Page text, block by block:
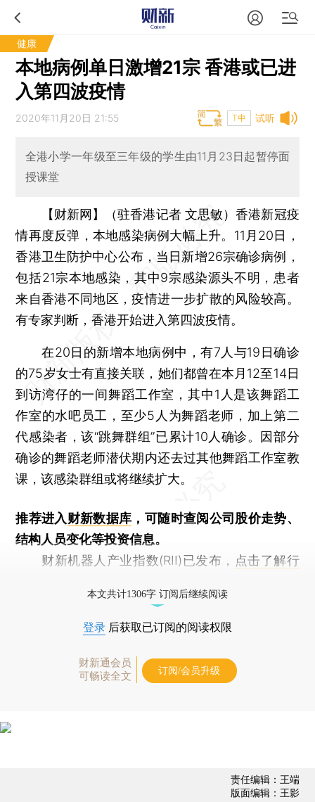
健康
本地病例单日激增21宗 香港或已进
入第四波疫情
试听
2020年11月20日 21:55 T中
全港小学一年级至三年级的学生由11月23日起暂停面
授课堂
【财新网】（驻香港记者 文思敏）香港新冠疫
情再度反弹，本地感染病例大幅上升。11月20日，
香港卫生防护中心公布，当日新增26宗确诊病例，
包括21宗本地感染，其中9宗感染源头不明，患者
来自香港不同地区，疫情进一步扩散的风险较高。
有专家判断，香港开始进入第四波疫情。
在20日的新增本地病例中，有7人与19日确诊
的75岁女士有直接关联，她们都曾在本月12至14日
到访湾仔的一间舞蹈工作室，其中1人是该舞蹈工
作室的水吧员工，至少5人为舞蹈老师，加上第二
代感染者，该“跳舞群组”已累计10人确诊。因部分
确诊的舞蹈老师潜伏期内还去过其他舞蹈工作室教
课，该感染群组或将继续扩大。
推荐进入财新数据库 ，可随时查阅公司股价走势、
结构人员变化等投资信息。
财新机器人产业指数(RII)已发布， 点击了解行
本文共计1306字 订阅后继续阅读
登录 后获取已订阅的阅读权限
财新通会员
可畅读全文
订阅/会员升级
责任编辑：王端
版面编辑：王影